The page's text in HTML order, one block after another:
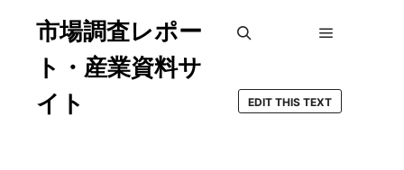
市場調査レポー
ト・産業資料サ
イト
EDIT THIS TEXT